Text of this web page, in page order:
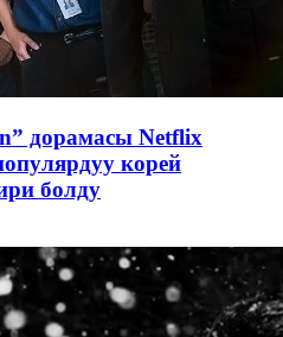
дорамасы Netflix
корей
болду